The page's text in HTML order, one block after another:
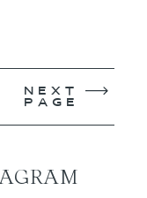
NEXT
PAGE